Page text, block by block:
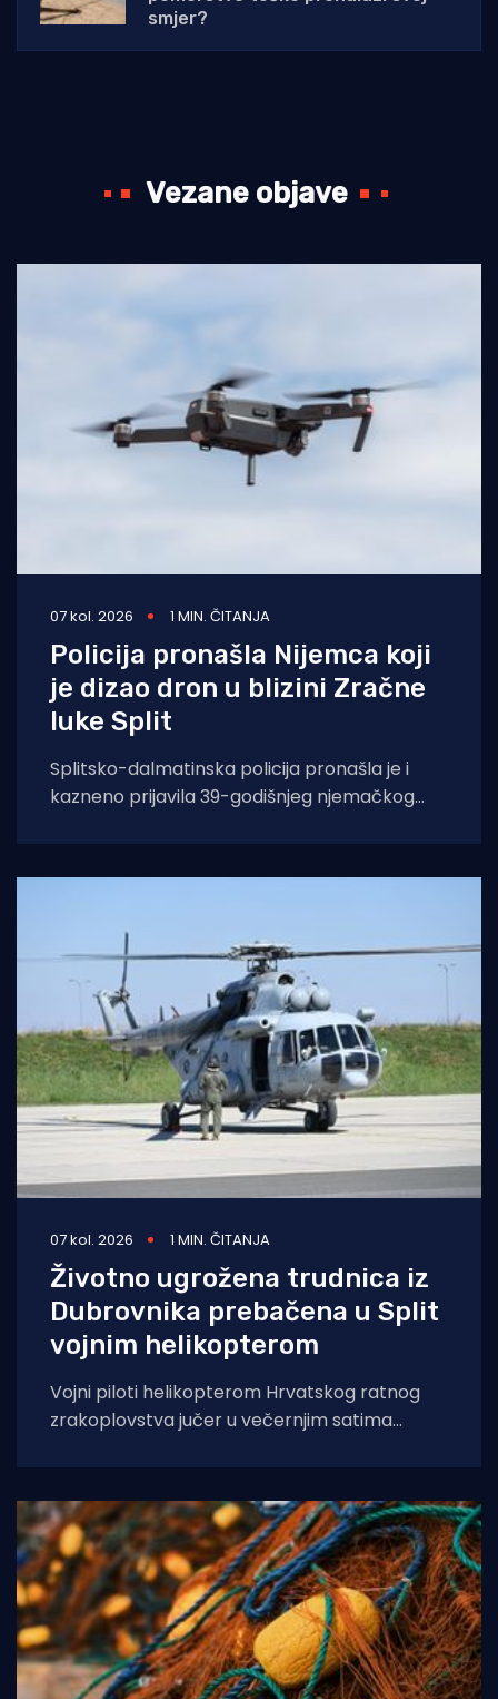
smjer?
Vezane objave
07 kol. 2026 1 MIN. ČITANJA
Policija pronašla Nijemca koji
je dizao dron u blizini Zračne
luke Split
Splitsko-dalmatinska policija pronašla je i
kazneno prijavila 39-godišnjeg njemačkog
07 kol. 2026 1 MIN. ČITANJA
Životno ugrožena trudnica iz
Dubrovnika prebačena u Split
vojnim helikopterom
Vojni piloti helikopterom Hrvatskog ratnog
zrakoplovstva jučer u večernjim satima